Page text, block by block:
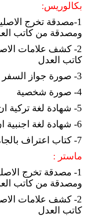
بكالوريس:
1-مصدقة تخرج
ومصدقة من كاتب
2- كشف علامات
كاتب العدل
3- صورة جواز السفر
4- صورة شخصية
5- شهادة لغة تركية ان وجدت
6- شهادة لغة اجنبية ان وجدت
7- كتاب اعتراف بالجامعة
ماستر :
1- مصدقة تخرج
ومصدقة من كاتب
2- كشف علامات
كاتب العدل